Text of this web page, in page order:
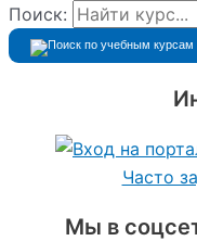
Поиск:
Часто
Мы в